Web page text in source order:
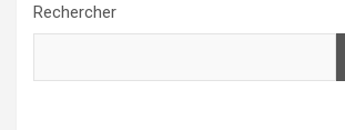
Rechercher